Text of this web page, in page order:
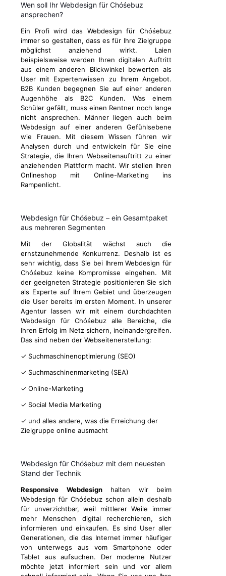
Wen soll Ihr Webdesign für Chóśebuz
ansprechen?
Ein Profi wird das Webdesign für Chóśebuz
immer so gestalten, dass es für Ihre Zielgruppe
möglichst anziehend wirkt. Laien
beispielsweise werden Ihren digitalen Auftritt
aus einem anderen Blickwinkel bewerten als
User mit Expertenwissen zu Ihrem Angebot.
B2B Kunden begegnen Sie auf einer anderen
Augenhöhe als B2C Kunden. Was einem
Schüler gefällt, muss einen Rentner noch lange
nicht ansprechen. Männer liegen auch beim
Webdesign auf einer anderen Gefühlsebene
wie Frauen. Mit diesem Wissen führen wir
Analysen durch und entwickeln für Sie eine
Strategie, die Ihren Webseitenauftritt zu einer
anziehenden Plattform macht. Wir stellen Ihren
Onlineshop mit Online-Marketing ins
Rampenlicht.
Webdesign für Chóśebuz – ein Gesamtpaket
aus mehreren Segmenten
Mit der Globalität wächst auch die
ernstzunehmende Konkurrenz. Deshalb ist es
sehr wichtig, dass Sie bei Ihrem Webdesign für
Chóśebuz keine Kompromisse eingehen. Mit
der geeigneten Strategie positionieren Sie sich
als Experte auf Ihrem Gebiet und überzeugen
die User bereits im ersten Moment. In unserer
Agentur lassen wir mit einem durchdachten
Webdesign für Chóśebuz alle Bereiche, die
Ihren Erfolg im Netz sichern, ineinandergreifen.
Das sind neben der Webseitenerstellung:
✓ Suchmaschinenoptimierung (SEO)
✓ Suchmaschinenmarketing (SEA)
✓ Online-Marketing
✓ Social Media Marketing
✓ und alles andere, was die Erreichung der
Zielgruppe online ausmacht
Webdesign für Chóśebuz mit dem neuesten
Stand der Technik
Responsive Webdesignhalten wir beim
Webdesign für Chóśebuz schon allein deshalb
für unverzichtbar, weil mittlerer Weile immer
mehr Menschen digital recherchieren, sich
informieren und einkaufen. Es sind User aller
Generationen, die das Internet immer häufiger
von unterwegs aus vom Smartphone oder
Tablet aus aufsuchen. Der moderne Nutzer
möchte jetzt informiert sein und vor allem